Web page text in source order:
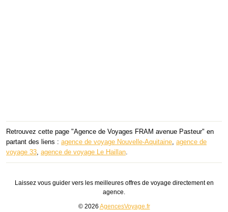
Retrouvez cette page "Agence de Voyages FRAM avenue Pasteur" en
partant des liens : agence de voyage Nouvelle-Aquitaine, agence de
voyage 33, agence de voyage Le Haillan.
Laissez vous guider vers les meilleures offres de voyage directement en
agence.
© 2026 AgencesVoyage.fr